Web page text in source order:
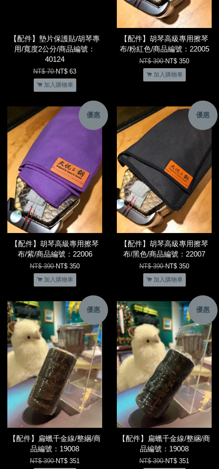
【配件】墊片保護貼/胡琴專
用/寬度2公分/商品編號：
40124
NT$ 70NT$ 63
加入購物車
【配件】胡琴高級專用擦琴
布/粉紅色/商品編號：22005
NT$ 390NT$ 350
加入購物車
優惠
【配件】胡琴高級專用擦琴
布/紫/商品編號：22006
NT$ 390NT$ 350
加入購物車
優惠
【配件】胡琴高級專用擦琴
布/黑色/商品編號：22007
NT$ 390NT$ 350
加入購物車
優惠
【配件】扁蠟千金線/整綑/商
品編號：19008
NT$ 390NT$ 351
優惠
【配件】扁蠟千金線/整綑/商
品編號：19008
NT$ 390NT$ 351